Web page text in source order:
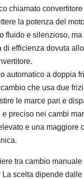
chiamato
la potenza del
fluido e silenzioso, ma
di efficienza dovuta
automatico a doppia
che usa due
le marce pari e
e preciso nei cambi
e una maggiore
tra cambio manuale
La scelta dipende dalle